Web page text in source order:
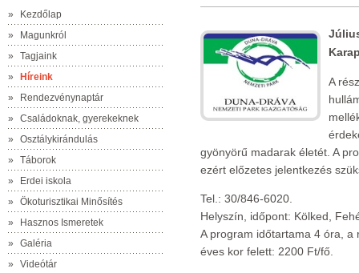
»
Kezdőlap
»
Magunkról
»
Tagjaink
»
Híreink
»
Rendezvénynaptár
»
Családoknak, gyerekeknek
»
Osztálykirándulás
»
Táborok
»
Erdei iskola
»
Ökoturisztikai Minősítés
»
Hasznos Ismeretek
»
Galéria
»
Videótár
A
gyönyörű madarak életét. A
ezért előzetes jelentkezés
Tel.: 30/846-6020.
Helyszín, időpont: Kölked,
A program időtartama 4 óra,
éves kor felett: 2200 Ft/fő.